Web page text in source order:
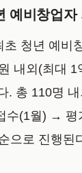
예비창업자
초 청년 예비
내외(최대 1
. 총 110명
수(1월) → 평
으로 진행된